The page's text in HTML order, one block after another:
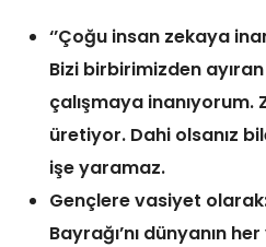
‘’Çoğu insan zekaya
Bizi birbirimizden
çalışmaya inanıyorum.
üretiyor. Dahi olsanız
işe yaramaz.
Gençlere vasiyet olarak:
Bayrağı’nı dünyanın